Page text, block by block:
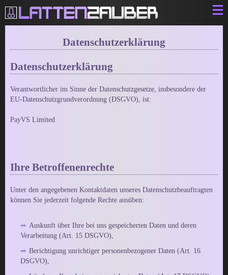
Webcam Telefonsex - BeiAnrufSex Testbericht
Sichere Pornoseiten
Top10 deutsche Amateur Porno Stars
Telefonsex anonym und günstig ganz ohne 0900
7 Dinge die wir dank Pornhub jetzt über VR Pornos wissen
Datenschutzerklärung
Datenschutzerklärung
Verantwortlicher im Sinne der Datenschutzgesetze, insbesondere der
EU-Datenschutzgrundverordnung (DSGVO), ist:
PayVS Limited
Ihre Betroffenenrechte
Unter den angegebenen Kontaktdaten unseres Datenschutzbeauftragten
können Sie jederzeit folgende Rechte ausüben:
Auskunft über Ihre bei uns gespeicherten Daten und deren
Verarbeitung (Art. 15 DSGVO),
Berichtigung unrichtiger personenbezogener Daten (Art. 16
DSGVO),